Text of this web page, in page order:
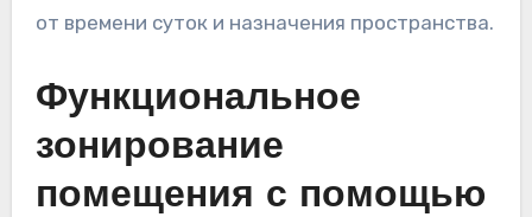
от времени суток и назначения пространства.
Функциональное
зонирование
помещения с помощью